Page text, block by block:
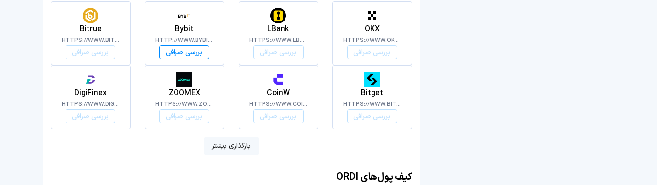
OKX
HTTPS://WWW.OKX.COM/
بررسی صرافی
LBank
HTTPS://WWW.LBANK.COM/
بررسی صرافی
Bybit
HTTP://WWW.BYBIT.COM/
بررسی صرافی
Bitrue
HTTPS://WWW.BITRUE.COM/
بررسی صرافی
Bitget
HTTPS://WWW.BITGET.COM
بررسی صرافی
CoinW
HTTPS://WWW.COINW.COM/
بررسی صرافی
ZOOMEX
HTTPS://WWW.ZOOMEX.COM/
بررسی صرافی
DigiFinex
HTTPS://WWW.DIGIFINEX.COM/
بررسی صرافی
بارگذاری بیشتر
کیف پول‌های ORDI